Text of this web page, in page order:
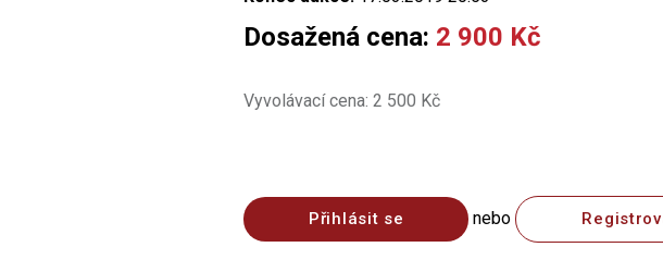
Dosažená cena: 2 900 Kč
Vyvolávací cena: 2 500 Kč
Přihlásit se nebo